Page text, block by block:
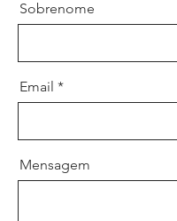
Sobrenome
Email
Mensagem